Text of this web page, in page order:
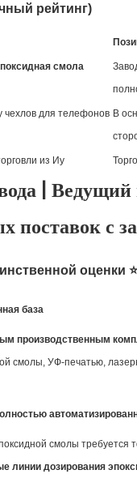
рейтинг)
смола
чехлов для телефонов В
из Иу
оценки
база
производственным
смолы, УФ-печатью,
смолы
линии дозирования